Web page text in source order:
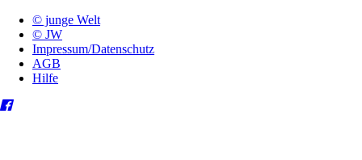
© junge Welt
© JW
Impressum/Datenschutz
AGB
Hilfe